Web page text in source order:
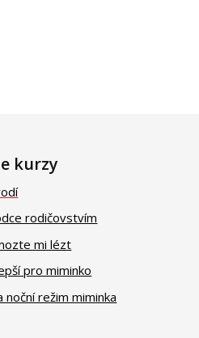
kurzy
rodičovstvím
mi lézt
pro miminko
noční režim miminka